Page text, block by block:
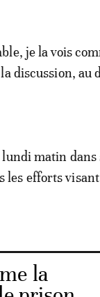
je la vois
discussion, au
matin
les efforts
la